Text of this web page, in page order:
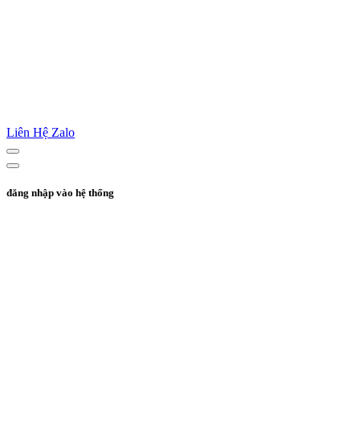
Liên Hệ Zalo
đăng nhập vào hệ thống